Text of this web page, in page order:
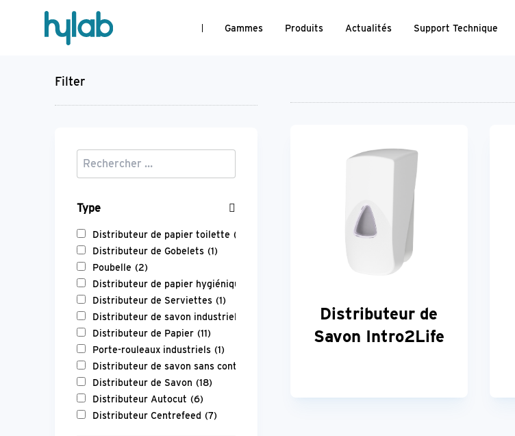
Gammes Produits Actualités Support Technique
Filter
Type
Distributeur de papier toilette (20)
Distributeur de Gobelets (1)
Poubelle (2)
Distributeur de papier hygiénique
Distributeur de Serviettes (1)
Distributeur de savon industriel
Distributeur de Papier (11)
Porte-rouleaux industriels (1)
Distributeur de savon sans contact
Distributeur de Savon (18)
Distributeur Autocut (6)
Distributeur Centrefeed (7)
Distributeur de
Savon Intro2Life